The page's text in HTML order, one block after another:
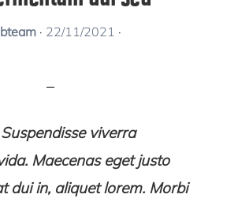
· 22/11/2021 ·
viverra
Maecenas eget justo
dui in, aliquet lorem. Morbi